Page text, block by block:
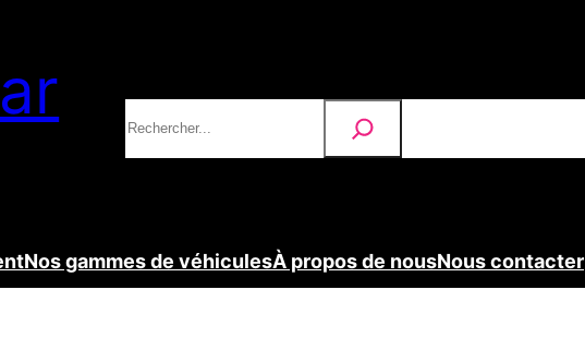
Nos gammes de véhiculesÀ propos de nousNous contacter